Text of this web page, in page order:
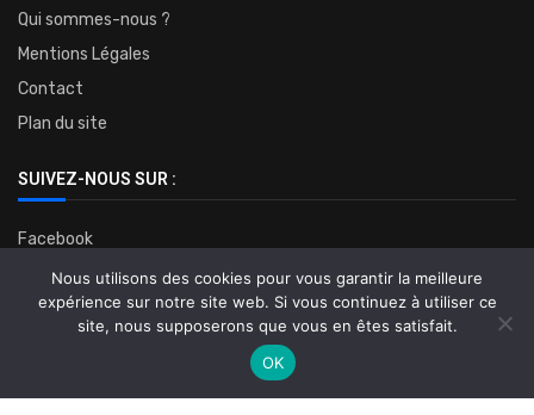
Qui sommes-nous ?
Mentions Légales
Contact
Plan du site
SUIVEZ-NOUS SUR :
Facebook
Twitter
Instagram
Nous utilisons des cookies pour vous garantir la meilleure
expérience sur notre site web. Si vous continuez à utiliser ce
site, nous supposerons que vous en êtes satisfait.
OK